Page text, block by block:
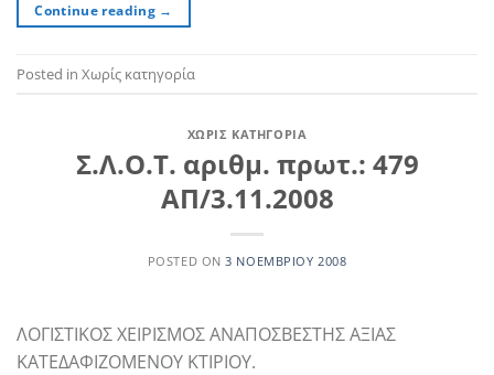
Continue reading →
Posted in Χωρίς κατηγορία
ΧΩΡΊΣ ΚΑΤΗΓΟΡΊΑ
Σ.Λ.Ο.Τ. αριθμ. πρωτ.: 479
ΑΠ/3.11.2008
POSTED ON3 ΝΟΕΜΒΡΊΟΥ 2008
ΛΟΓΙΣΤΙΚΟΣ ΧΕΙΡΙΣΜΟΣ ΑΝΑΠΟΣΒΕΣΤΗΣ ΑΞΙΑΣ
ΚΑΤΕΔΑΦΙΖΟΜΕΝΟΥ ΚΤΙΡΙΟΥ.